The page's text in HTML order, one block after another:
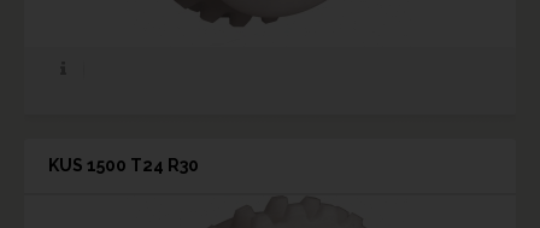
KUS 1500 T24 R30